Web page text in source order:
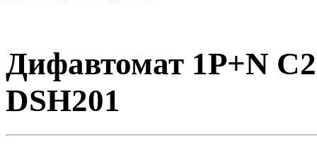
Дифавтомат 1P+N
DSH201